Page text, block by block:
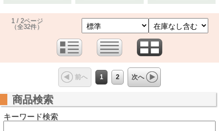
1 / 2ページ
（全32件）
前へ 1 2 次へ
商品検索
キーワード検索